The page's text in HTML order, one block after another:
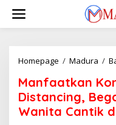
konten
Homepage / Madura /
Manfaatkan
Distancing,
Wanita Cantik